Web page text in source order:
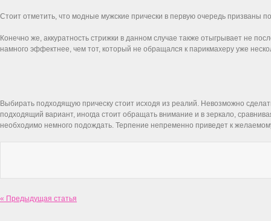
Стоит отметить, что модные мужские прически в первую очередь призваны
Конечно же, аккуратность стрижки в данном случае также отыгрывает не
намного эффектнее, чем тот, который не обращался к парикмахеру уже
Выбирать подходящую прическу стоит исходя из реалий. Невозможно
подходящий вариант, иногда стоит обращать внимание и в зеркало,
необходимо немного подождать. Терпение непременно приведет к
« Предыдущая статья